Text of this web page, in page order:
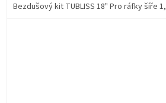
Bezdušový kit TUBLISS 18" Pro ráfky šíře